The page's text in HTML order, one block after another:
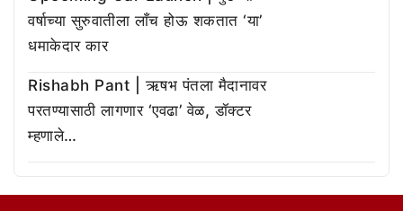
वर्षाच्या सुरुवातीला लाँच होऊ शकतात ‘या’
धमाकेदार कार
Rishabh Pant | ऋषभ पंतला मैदानावर
परतण्यासाठी लागणार ‘एवढा’ वेळ, डॉक्टर
म्हणाले…